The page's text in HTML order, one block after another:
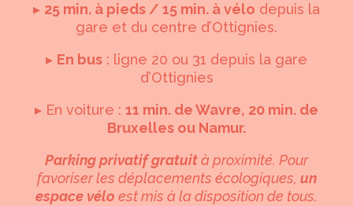
▸ 25 min. à pieds / 15 min. à vélo depuis la
gare et du centre d’Ottignies.
▸ En bus : ligne 20 ou 31 depuis la gare
d’Ottignies
▸ En voiture : 11 min. de Wavre, 20 min. de
Bruxelles ou Namur.
Parking privatif gratuità proximité. Pour
favoriser les déplacements écologiques, un
espace vélo est mis à la disposition de tous.